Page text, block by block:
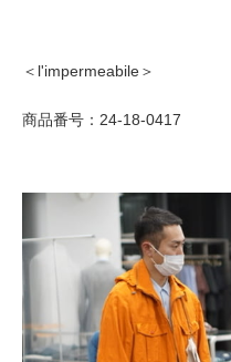
＜l'impermeabile＞
商品番号：24-18-0417